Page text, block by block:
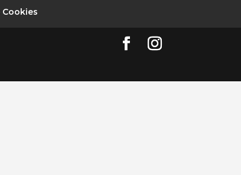
Cookies